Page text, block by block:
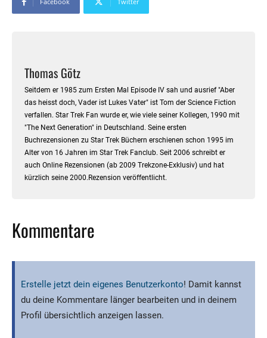
Thomas Götz
Seitdem er 1985 zum Ersten Mal Episode IV sah und ausrief "Aber
das heisst doch, Vader ist Lukes Vater" ist Tom der Science Fiction
verfallen. Star Trek Fan wurde er, wie viele seiner Kollegen, 1990 mit
"The Next Generation" in Deutschland. Seine ersten
Buchrezensionen zu Star Trek Büchern erschienen schon 1995 im
Alter von 16 Jahren im Star Trek Fanclub. Seit 2006 schreibt er
auch Online Rezensionen (ab 2009 Trekzone-Exklusiv) und hat
kürzlich seine 2000.Rezension veröffentlicht.
Kommentare
Erstelle jetzt dein eigenes Benutzerkonto! Damit kannst
du deine Kommentare länger bearbeiten und in deinem
Profil übersichtlich anzeigen lassen.